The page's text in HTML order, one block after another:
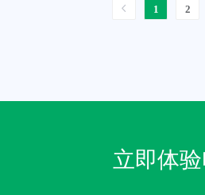
1 2
立即体